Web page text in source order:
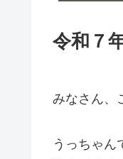
令和７
みなさん、
うっちゃん